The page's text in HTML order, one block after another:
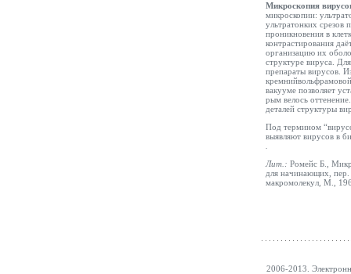
Микроскопия
микроскопии:
ультратонких срезов
проникновения в
контрастирования
организацию их
структуре вируса.
препараты вирусов.
вакууме позволяет
рым велось
деталей структуры
Под термином
выявляют вирусов в
Лит.: Ромейс Б.,
для начинающих,
макромолекул, М.,
2006-2013.